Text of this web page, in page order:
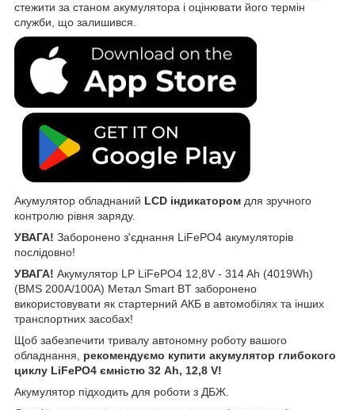
стежити за станом акумулятора і оцінювати його термін
служби, що залишився.
Акумулятор обладнаний LCD індикатором для зручного
контролю рівня заряду.
УВАГА! Заборонено з'єднання LiFePO4 акумуляторів
послідовно!
УВАГА! Акумулятор LP LiFePO4 12,8V - 314 Ah (4019Wh)
(BMS 200A/100А) Метал Smart BT заборонено
використовувати як стартерний АКБ в автомобілях та інших
транспортних засобах!
Щоб забезпечити тривалу автономну роботу вашого
обладнання, рекомендуємо купити акумулятор глибокого
циклу LiFePO4 ємністю 32 Ah, 12,8 V!
Акумулятор підходить для роботи з ДБЖ.